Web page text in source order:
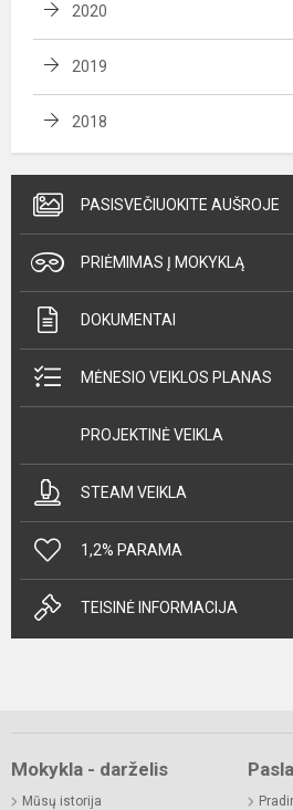
2020
2019
2018
PASISVEČIUOKITE AUŠROJE
PRIĖMIMAS Į MOKYKLĄ
DOKUMENTAI
MĖNESIO VEIKLOS PLANAS
PROJEKTINĖ VEIKLA
STEAM VEIKLA
1,2% PARAMA
TEISINĖ INFORMACIJA
Mokykla - darželis
Mūsų istorija